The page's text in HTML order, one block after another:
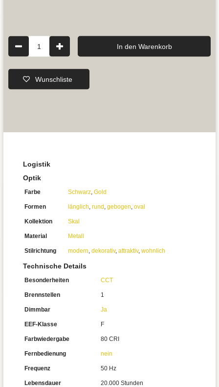
1 In den Warenkorb
Wunschliste
Logistik
Optik
Farbe Schwarz, Gold
Formen länglich, rund , gebogen, oval
Kollektion Skal
Material Metall
Stilrichtung modern, dekorativ, attraktiv, wohnlich
Technische Details
Besonderheiten CCT
Brennstellen 1
Dimmbar Ja
EEF-Klasse F
Farbwiedergabe 80 CRI
Fernbedienung nein
Frequenz 50 Hz
Lebensdauer 20.000 Stunden